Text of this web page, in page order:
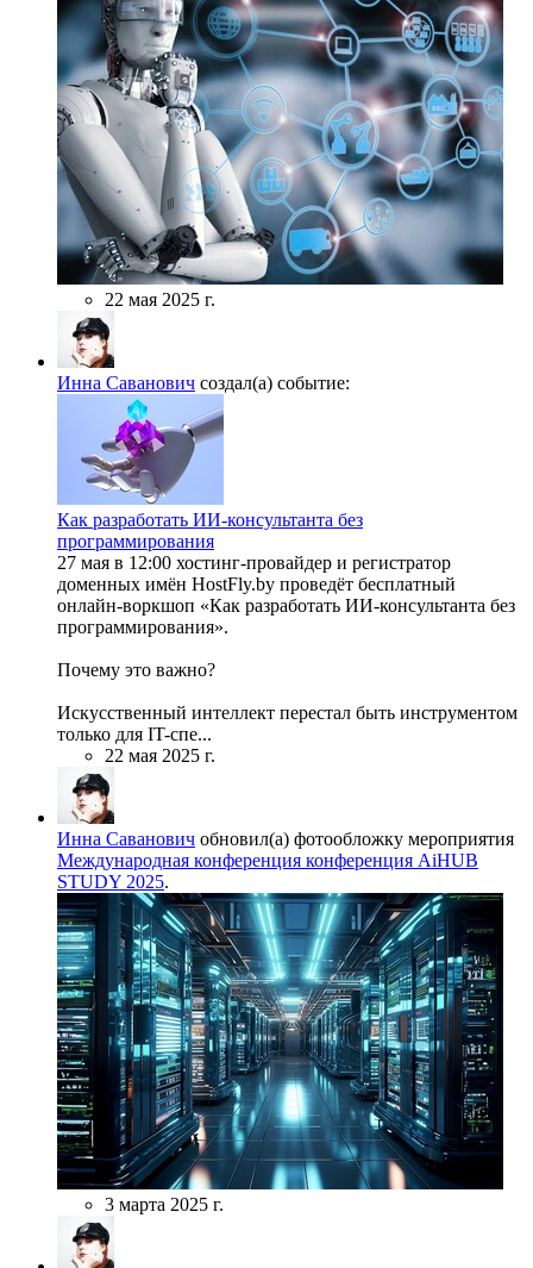
22 мая 2025 г.
Инна Саванович создал(а) событие:
Как разработать ИИ‑консультанта без
программирования
27 мая в 12:00 хостинг‑провайдер и регистратор
доменных имён HostFly.by проведёт бесплатный
онлайн-воркшоп «Как разработать ИИ‑консультанта без
программирования».
Почему это важно?
Искусственный интеллект перестал быть инструментом
только для IT-спе...
22 мая 2025 г.
Инна Саванович обновил(а) фотообложку мероприятия
Международная конференция конференция AiHUB
STUDY 2025.
3 марта 2025 г.